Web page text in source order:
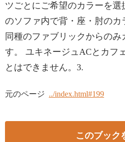
ツごとにご希望のカラーを
のソファ内で背・座・肘のカ
同種のファブリックからの
す。 ユキネージュACとカフ
とはできません。3.
元のページ ../index.html#199
このブック